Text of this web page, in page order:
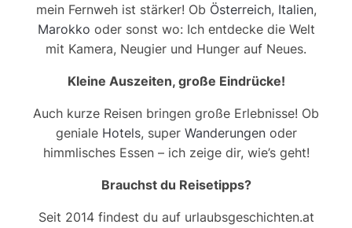
mein Fernweh ist stärker! Ob Österreich, Italien,
Marokko oder sonst wo: Ich entdecke die Welt
mit Kamera, Neugier und Hunger auf Neues.
Kleine Auszeiten, große Eindrücke!
Auch kurze Reisen bringen große Erlebnisse! Ob
geniale Hotels, super Wanderungenoder
himmlisches Essen – ich zeige dir, wie’s geht!
Brauchst du Reisetipps?
Seit 2014 findest du auf urlaubsgeschichten.at